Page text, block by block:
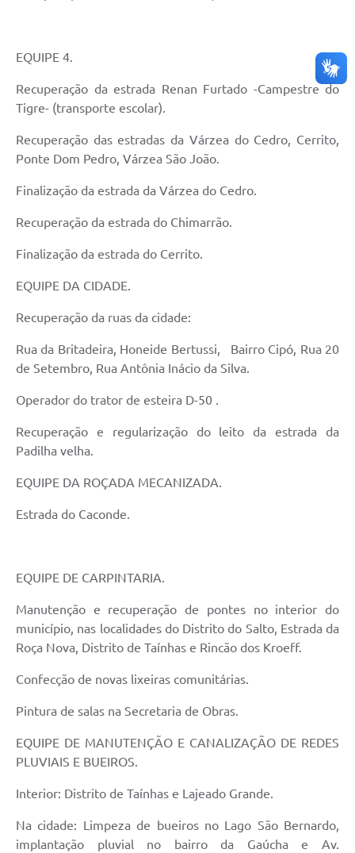
EQUIPE 4.
Recuperação da estrada Renan Furtado -Campestre do
Tigre- (transporte escolar).
Recuperação das estradas da Várzea do Cedro, Cerrito,
Ponte Dom Pedro, Várzea São João.
Finalização da estrada da Várzea do Cedro.
Recuperação da estrada do Chimarrão.
Finalização da estrada do Cerrito.
EQUIPE DA CIDADE.
Recuperação da ruas da cidade:
Rua da Britadeira, Honeide Bertussi, Bairro Cipó, Rua 20
de Setembro, Rua Antônia Inácio da Silva.
Operador do trator de esteira D-50 .
Recuperação e regularização do leito da estrada da
Padilha velha.
EQUIPE DA ROÇADA MECANIZADA.
Estrada do Caconde.
EQUIPE DE CARPINTARIA.
Manutenção e recuperação de pontes no interior do
município, nas localidades do Distrito do Salto, Estrada da
Roça Nova, Distrito de Taínhas e Rincão dos Kroeff.
Confecção de novas lixeiras comunitárias.
Pintura de salas na Secretaria de Obras.
EQUIPE DE MANUTENÇÃO E CANALIZAÇÃO DE REDES
PLUVIAIS E BUEIROS.
Interior: Distrito de Taínhas e Lajeado Grande.
Na cidade: Limpeza de bueiros no Lago São Bernardo,
implantação pluvial no bairro da Gaúcha e Av.